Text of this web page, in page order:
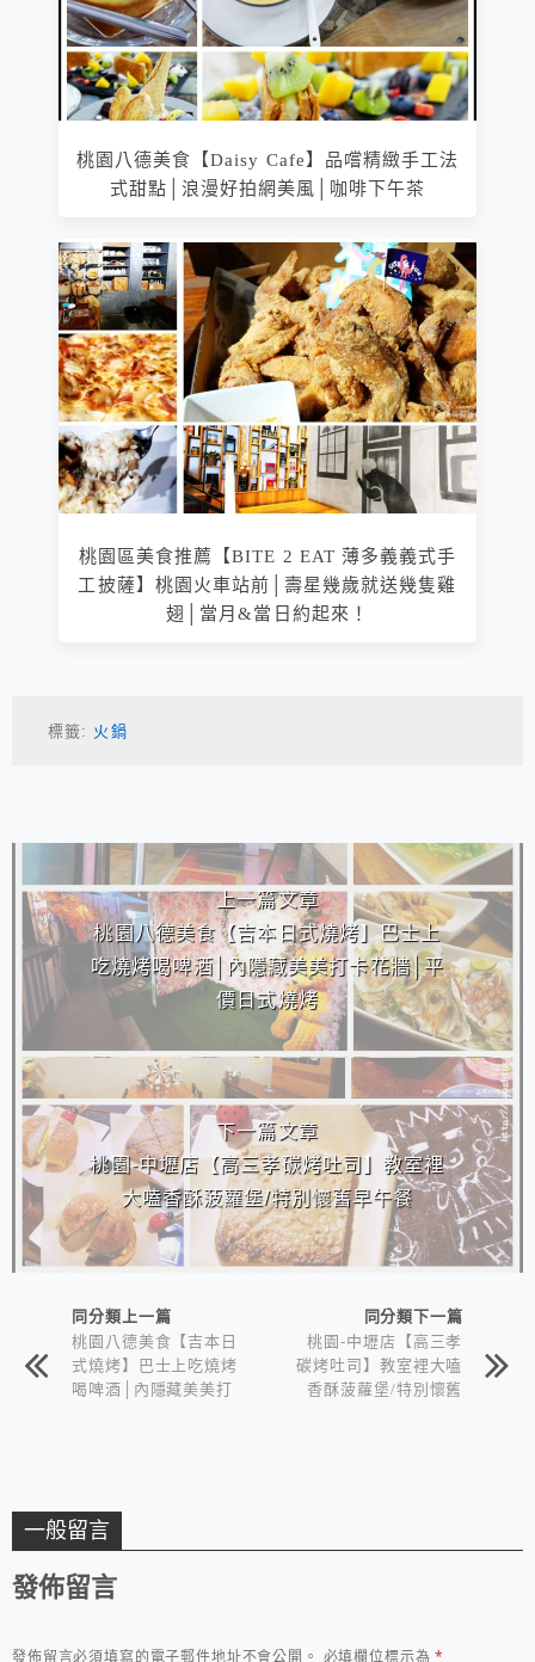
桃園八德美食【Daisy Cafe】品嚐精緻手工法
式甜點│浪漫好拍網美風│咖啡下午茶
桃園區美食推薦【BITE 2 EAT 薄多義義式手
工披薩】桃園火車站前│壽星幾歲就送幾隻雞
翅│當月&當日約起來！
標籤: 火鍋
相連文章
上一篇文章
桃園八德美食【吉本日式燒烤】巴士上
吃燒烤喝啤酒│內隱藏美美打卡花牆│平
價日式燒烤
下一篇文章
桃園-中壢店【高三孝碳烤吐司】教室裡
大嗑香酥菠蘿堡/特別懷舊早午餐
同分類上一篇
桃園八德美食【吉本日
式燒烤】巴士上吃燒烤
喝啤酒│內隱藏美美打
同分類下一篇
桃園-中壢店【高三孝
碳烤吐司】教室裡大嗑
香酥菠蘿堡/特別懷舊
一般留言
發佈留言
發佈留言必須填寫的電子郵件地址不會公開。 必填欄位標示為*